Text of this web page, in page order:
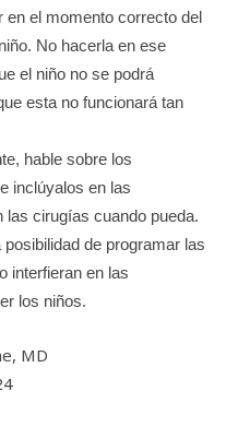
en el momento correcto del
No hacerla en ese
el niño no se podrá
esta no funcionará tan
hable sobre los
inclúyalos en las
cirugías cuando pueda.
de programar las
interfieran en las
los niños.
MD